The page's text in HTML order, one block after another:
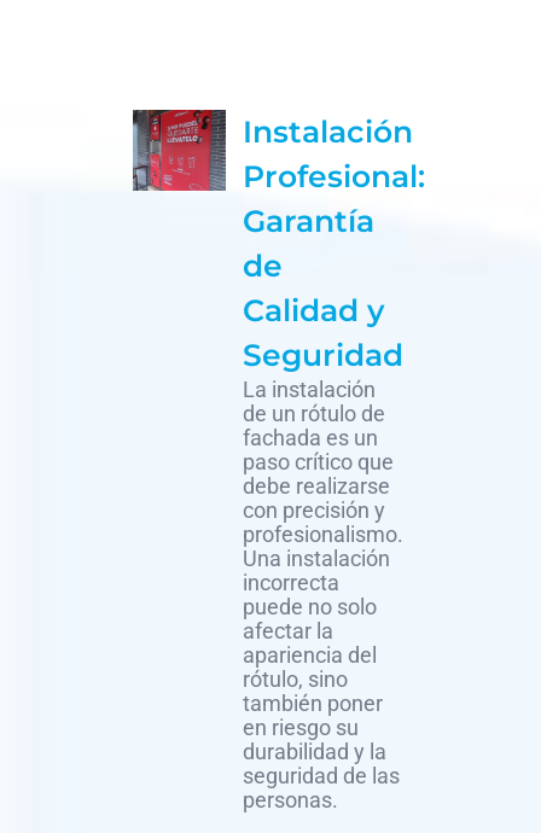
Instalación
Profesional:
Garantía
de
Calidad y
Seguridad
La instalación
de un rótulo de
fachada es un
paso crítico que
debe realizarse
con precisión y
profesionalismo.
Una instalación
incorrecta
puede no solo
afectar la
apariencia del
rótulo, sino
también poner
en riesgo su
durabilidad y la
seguridad de las
personas.